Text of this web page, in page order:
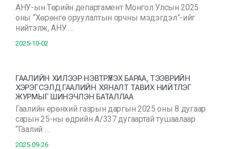
АНУ-ын Төрийн департамент Монгол Улсын 2025
оны “Хөрөнгө оруулалтын орчны мэдэгдэл”-ийг
нийтэлж, АНУ …
2025-10-02
ГААЛИЙН ХИЛЭЭР НЭВТРҮҮЛЭХ БАРАА, ТЭЭВРИЙН
ХЭРЭГСЭЛД ГААЛИЙН ХЯНАЛТ ТАВИХ НИЙТЛЭГ
ЖУРМЫГ ШИНЭЧЛЭН БАТАЛЛАА
Гаалийн ерөнхий газрын даргын 2025 оны 8 дугаар
сарын 25-ны өдрийн А/337 дугаартай тушаалаар
“Гаалий …
2025-09-26